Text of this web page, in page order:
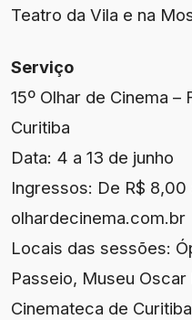
Teatro da Vila e na
Serviço
15º Olhar de Cinema
Curitiba
Data: 4 a 13 de junho
Ingressos: De R$ 8,00
olhardecinema.com.br
Locais das sessões:
Passeio, Museu
Cinemateca de